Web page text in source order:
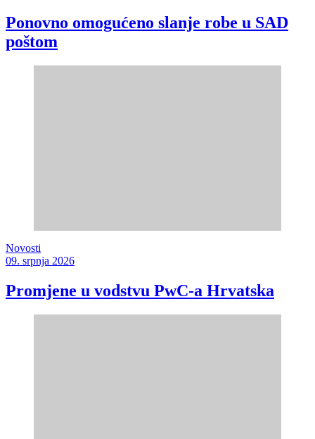
Ponovno omogućeno slanje robe u SAD
poštom
Novosti
09. srpnja 2026
Promjene u vodstvu PwC-a Hrvatska